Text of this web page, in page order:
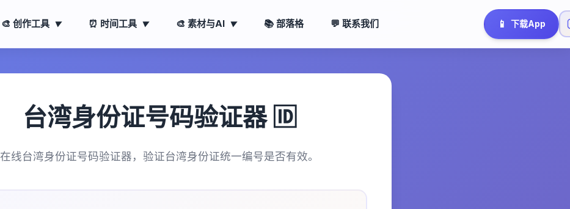
🎨 创作工具 ▼ ⏰ 时间工具 ▼ 🎨 素材与AI ▼ 📚 部落格 💬 联系我们 📱 下载App
台湾身份证号码验证器 🆔
在线台湾身份证号码验证器，验证台湾身份证统一编号是否有效。